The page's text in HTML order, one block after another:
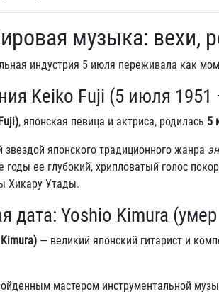
музыка: вехи,
индустрия 5 июля переживала как
Keiko Fuji (5 июля 1951
, японская певица и актриса, родилась 5
японского традиционного жанра
годы ее глубокий, хрипловатый голос
Хикару Утады.
дата: Yoshio Kimura
— великий японский гитарист и
мастером инструментальной